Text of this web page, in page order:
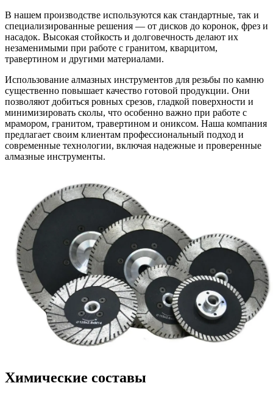
В нашем производстве используются как стандартные, так и
специализированные решения — от дисков до коронок, фрез и
насадок. Высокая стойкость и долговечность делают их
незаменимыми при работе с гранитом, кварцитом,
травертином и другими материалами.
Использование алмазных инструментов для резьбы по камню
существенно повышает качество готовой продукции. Они
позволяют добиться ровных срезов, гладкой поверхности и
минимизировать сколы, что особенно важно при работе с
мрамором, гранитом, травертином и ониксом. Наша компания
предлагает своим клиентам профессиональный подход и
современные технологии, включая надежные и проверенные
алмазные инструменты.
Химические составы